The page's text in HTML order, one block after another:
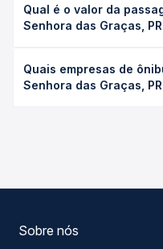
para Paranacity, PR leva
variar conforme a viação,
duração exata de cada
Qual é o valor da
Senhora das Graças,
Graças, PR para
varia conforme a data da
Quais empresas de
Senhora das Graças,
Sobre nós